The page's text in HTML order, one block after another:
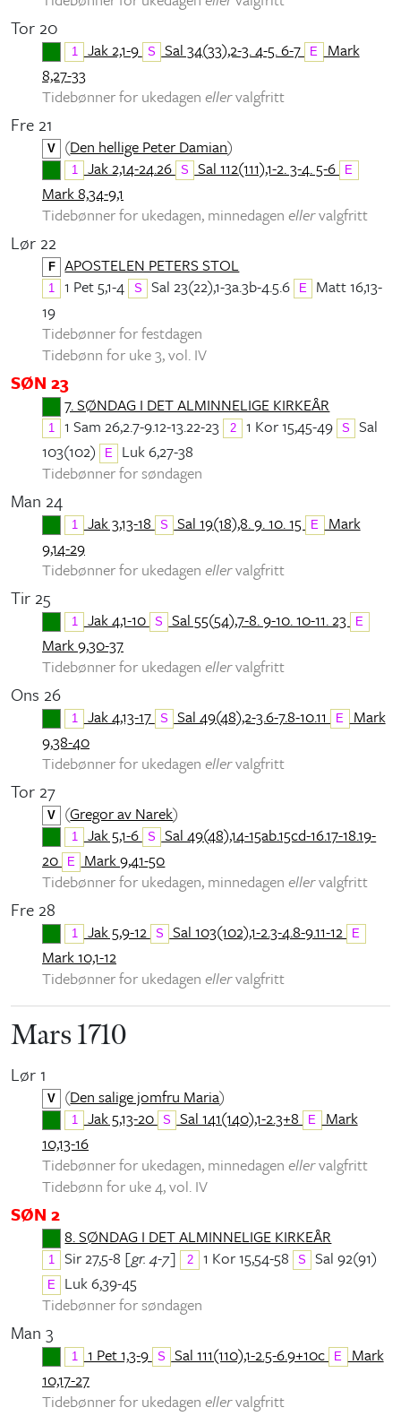
Tor 20
1 Jak 2,1-9 S Sal 34(33),2-3. 4-5. 6-7 E Mark
8,27-33
Tidebønner for ukedagen ellervalgfritt
Fre 21
V (Den hellige Peter Damian)
1 Jak 2,14-24.26 S Sal 112(111),1-2. 3-4. 5-6 E
Mark 8,34-9,1
Tidebønner for ukedagen, minnedagen ellervalgfritt
Lør 22
F APOSTELEN PETERS STOL
1 1 Pet 5,1-4 S Sal 23(22),1-3a.3b-4.5.6 E
Matt 16,13-
19
Tidebønner for festdagen
Tidebønn for uke 3, vol. IV
SØN 23
7. SØNDAG I DET ALMINNELIGE KIRKEÅR
1 1 Sam 26,2.7-9.12-13.22-23 2 1 Kor 15,45-49 S
Sal
103(102)
E
Luk 6,27-38
Tidebønner for søndagen
Man 24
1 Jak 3,13-18 S Sal 19(18),8. 9. 10. 15 E Mark
9,14-29
Tidebønner for ukedagen ellervalgfritt
Tir 25
1 Jak 4,1-10 S Sal 55(54),7-8. 9-10. 10-11. 23 E
Mark 9,30-37
Tidebønner for ukedagen ellervalgfritt
Ons 26
1 Jak 4,13-17 S Sal 49(48),2-3.6-7.8-10.11 E Mark
9,38-40
Tidebønner for ukedagen ellervalgfritt
Tor 27
V (Gregor av Narek)
1 Jak 5,1-6 S
Sal 49(48),14-15ab.15cd-16.17-18.19-
20
E
Mark 9,41-50
Tidebønner for ukedagen, minnedagen ellervalgfritt
Fre 28
1 Jak 5,9-12 S Sal 103(102),1-2.3-4.8-9.11-12 E
Mark 10,1-12
Tidebønner for ukedagen ellervalgfritt
Mars 1710
Lør 1
V (Den salige jomfru Maria)
1 Jak 5,13-20 S Sal 141(140),1-2.3+8 E
Mark
10,13-16
Tidebønner for ukedagen, minnedagen ellervalgfritt
Tidebønn for uke 4, vol. IV
SØN 2
8. SØNDAG I DET ALMINNELIGE KIRKEÅR
1 Sir 27,5-8 [gr. 4-7] 2 1 Kor 15,54-58 S Sal 92(91)
E
Luk 6,39-45
Tidebønner for søndagen
Man 3
1 1 Pet 1,3-9 S Sal 111(110),1-2.5-6.9+10c E
Mark
10,17-27
Tidebønner for ukedagen ellervalgfritt